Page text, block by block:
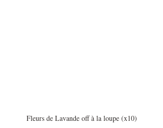
Fleurs de Lavande off à la loupe (x10)